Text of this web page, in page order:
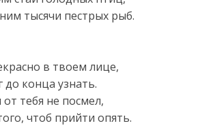
тысячи пестрых рыб.
в твоем лице,
до конца узнать.
тебя не посмел,
чтоб прийти опять.